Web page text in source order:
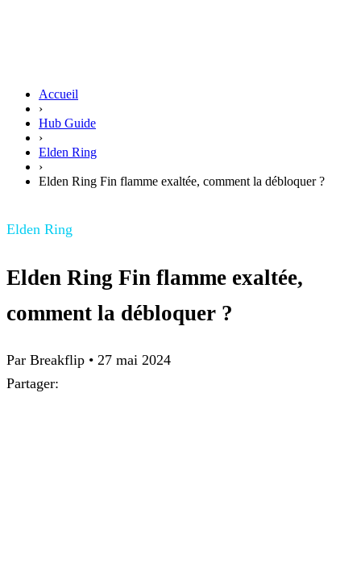
Accueil
›
Hub Guide
›
Elden Ring
›
Elden Ring Fin flamme exaltée, comment la débloquer ?
Elden Ring
Elden Ring Fin flamme exaltée,
comment la débloquer ?
Par Breakflip • 27 mai 2024
Partager: